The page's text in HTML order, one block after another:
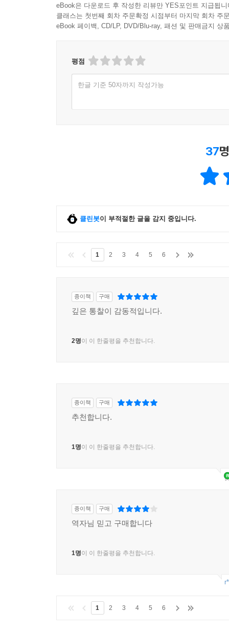
eBook은 다운로드 후 작성한 리뷰만 YES포인트 지급됩니
클래스는 첫번째 회차 주문확정 시점부터 마지막 회차 주
eBook 페이백, CD/LP, DVD/Blu-ray, 패션 및 판매금지 상
평점
한글 기준 50자까지 작성가능
37
클린봇이 부적절한 글을 감지 중입니다.
1 2 3 4 5 6
종이책 구매
깊은 통찰이 감동적입니다.
2명이 이 한줄평을 추천합니다.
종이책 구매
추천합니다.
1명이 이 한줄평을 추천합니다.
종이책 구매
역자님 믿고 구매합니다
1명이 이 한줄평을 추천합니다.
1 2 3 4 5 6